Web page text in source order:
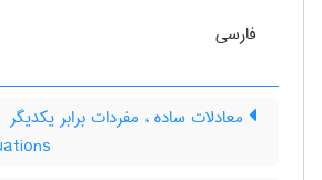
فارسی
معادلات ساده ، مفردات برابر یکدیگر